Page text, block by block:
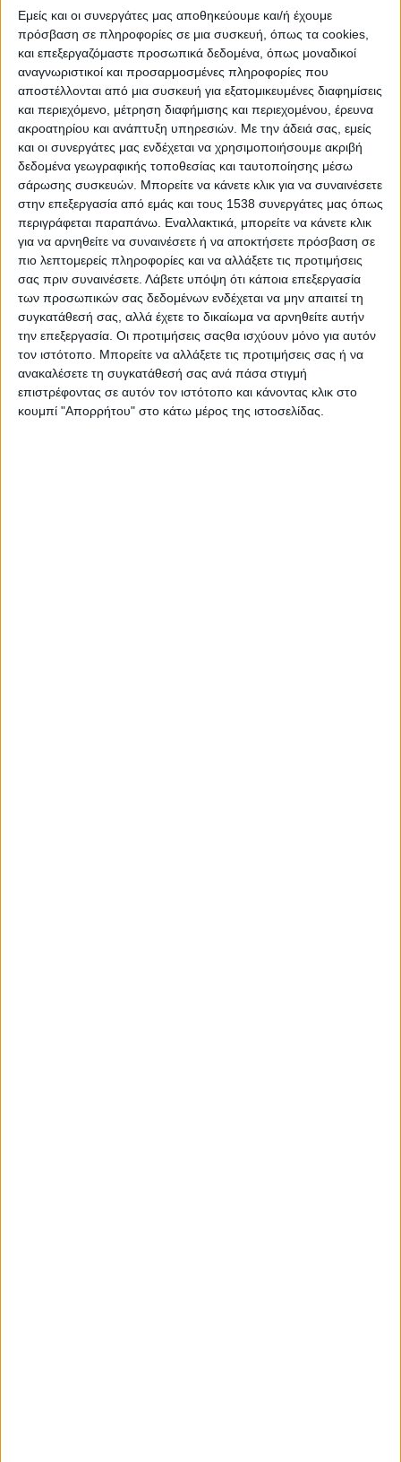
Εμείς και οι συνεργάτες μας αποθηκεύουμε και/ή έχουμε
πρόσβαση σε πληροφορίες σε μια συσκευή, όπως τα cookies,
και επεξεργαζόμαστε προσωπικά δεδομένα, όπως μοναδικοί
αναγνωριστικοί και προσαρμοσμένες πληροφορίες που
αποστέλλονται από μια συσκευή για εξατομικευμένες διαφημίσεις
και περιεχόμενο, μέτρηση διαφήμισης και περιεχομένου, έρευνα
ακροατηρίου και ανάπτυξη υπηρεσιών. Με την άδειά σας, εμείς
και οι συνεργάτες μας ενδέχεται να χρησιμοποιήσουμε ακριβή
δεδομένα γεωγραφικής τοποθεσίας και ταυτοποίησης μέσω
σάρωσης συσκευών. Μπορείτε να κάνετε κλικ για να συναινέσετε
στην επεξεργασία από εμάς και τους 1538 συνεργάτες μας όπως
περιγράφεται παραπάνω. Εναλλακτικά, μπορείτε να κάνετε κλικ
για να αρνηθείτε να συναινέσετε ή να αποκτήσετε πρόσβαση σε
πιο λεπτομερείς πληροφορίες και να αλλάξετε τις προτιμήσεις
σας πριν συναινέσετε. Λάβετε υπόψη ότι κάποια επεξεργασία
των προσωπικών σας δεδομένων ενδέχεται να μην απαιτεί τη
συγκατάθεσή σας, αλλά έχετε το δικαίωμα να αρνηθείτε αυτήν
την επεξεργασία. Οι προτιμήσεις σαςθα ισχύουν μόνο για αυτόν
τον ιστότοπο. Μπορείτε να αλλάξετε τις προτιμήσεις σας ή να
ανακαλέσετε τη συγκατάθεσή σας ανά πάσα στιγμή
επιστρέφοντας σε αυτόν τον ιστότοπο και κάνοντας κλικ στο
κουμπί "Απορρήτου" στο κάτω μέρος της ιστοσελίδας.
προσέλθουν στην Οικονομική Υπηρεσία του Δήμου,
έχοντας μαζί τους την έναρξη επιχείρησης ή την
άδεια λειτουργίας καθώς και τον αριθμό
υδρομέτρου. Σκοπός της δήλωσης είναι να
διασφαλιστεί ότι κάθε επιχείρηση καταγράφεται
με ακρίβεια στο νέο καθεστώς χρέωσης,
αποφεύγοντας πιθανές επιπλέον επιβαρύνσεις.
Η συμμετοχή των επαγγελματιών στην παραπάνω
διαδικασία, όπως επισημαίνουν οι αρμόδιοι, είναι
κρίσιμη όχι μόνο για την αποφυγή προστίμων, αλλά
και για την εύρυθμη λειτουργία των
ανταποδοτικών υπηρεσιών του Δήμου, που
στηρίζονται σε ακριβή και επικαιροποιημένα
δεδομένα κατανάλωσης.
————————————————————